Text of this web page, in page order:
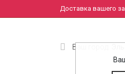
Доставка вашего
Ваш город: